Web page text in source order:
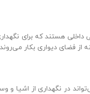
داخلی هستند که برای
از فضای دیواری بکار
در نگهداری از اشیا